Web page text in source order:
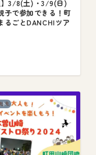
】3/8(土)・3/9(日)
で参加できる！町
るごとDANCHIツア